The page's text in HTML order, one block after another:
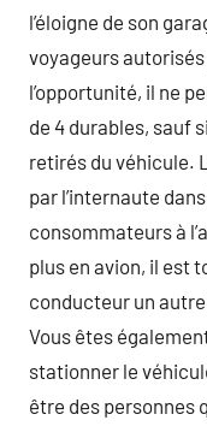
l’éloigne de son
voyageurs
l’opportunité, il ne
de 4 durables, sauf
retirés du véhicule.
par l’internaute
consommateurs à
plus en avion, il est
conducteur un
Vous êtes
stationner le
être des personnes